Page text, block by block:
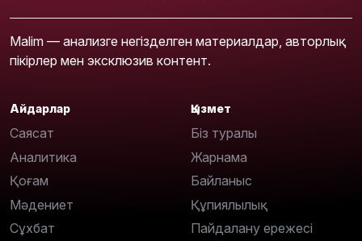
Malim — анализге негізделген материалдар, авторлық
пікірлер мен эксклюзив контент.
Айдарлар
Саясат
Аналитика
Қоғам
Мәдениет
Сұхбат
Қызмет
Біз туралы
Жарнама
Байланыс
Құпиялылық
Пайдалану ережесі